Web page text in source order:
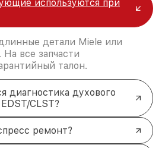
используются при
детали Miele или
все запчасти
талон.
диагностика духового
CLST?
ремонт?